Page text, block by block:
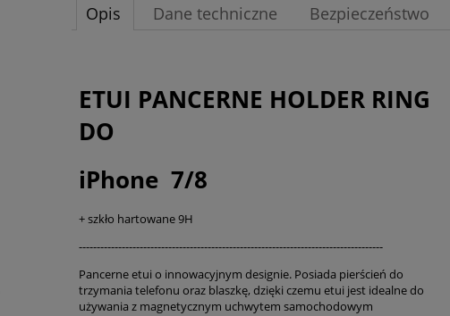
Opis Dane techniczne Bezpieczeństwo
ETUI PANCERNE HOLDER RING
DO
iPhone 7/8
+ szkło hartowane 9H
-------------------------------------------------------------------------------------
Pancerne etui o innowacyjnym designie. Posiada pierścień do
trzymania telefonu oraz blaszkę, dzięki czemu etui jest idealne do
używania z magnetycznym uchwytem samochodowym